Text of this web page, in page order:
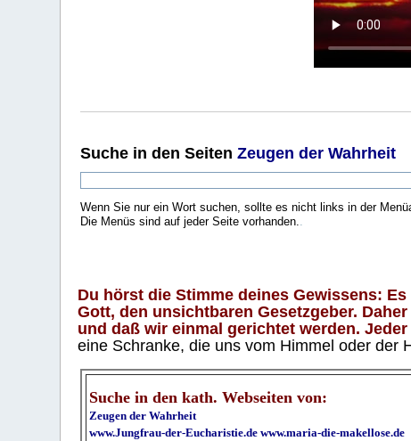
Suche in den SeitenZeugen der Wahrheit
Wenn Sie nur ein Wort suchen, sollte es nicht links in der
Die Menüs sind auf jeder Seite vorhanden.
Du hörst die Stimme deines Gewissens:
Gott, den unsichtbaren Gesetzgeber.
und daß wir einmal gerichtet werden.
eine Schranke, die uns vom Himmel oder der
Suche in den kath. Webseiten von:
Zeugen der Wahrheit
www.Jungfrau-der-Eucharistie.de www.maria-die-makellose.de